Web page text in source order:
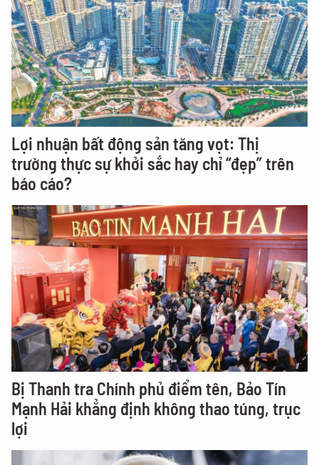
Lợi nhuận bất động sản tăng vọt: Thị
trường thực sự khởi sắc hay chỉ “đẹp” trên
báo cáo?
Bị Thanh tra Chính phủ điểm tên, Bảo Tín
Mạnh Hải khẳng định không thao túng, trục
lợi